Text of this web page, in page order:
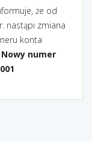
że od
nastąpi zmiana
konta
Nowy numer